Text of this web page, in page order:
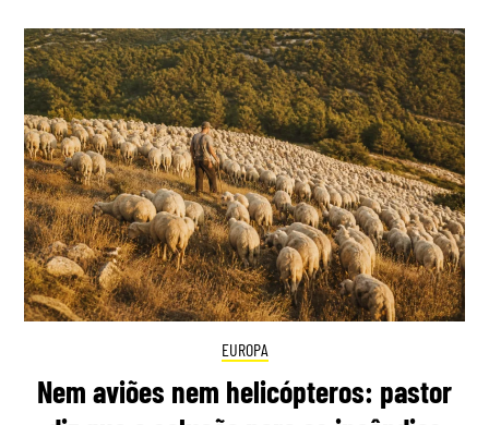
EUROPA
Nem aviões nem helicópteros: pastor